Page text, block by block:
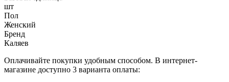
шт
Пол
Женский
Бренд
Каляев
Оплачивайте покупки удобным способом. В интернет-
магазине доступно 3 варианта оплаты: